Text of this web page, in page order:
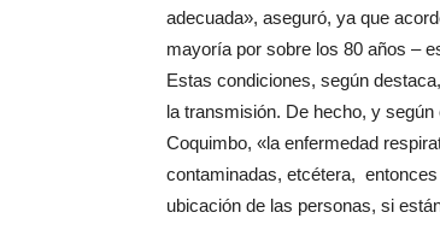
adecuada», aseguró, ya que
mayoría por sobre los 80 años –
Estas condiciones, según
la transmisión. De hecho, y
Coquimbo, «la enfermedad
contaminadas, etcétera,
ubicación de las personas, si